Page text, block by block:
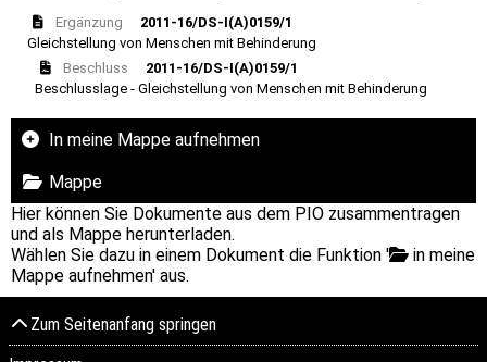
Ergänzung
2011-16/DS-I(A)0159/1
Gleichstellung von Menschen mit Behinderung
Beschluss
2011-16/DS-I(A)0159/1
Beschlusslage - Gleichstellung von Menschen mit Behinderung
In meine Mappe aufnehmen
Mappe
Hier können Sie Dokumente aus dem PIO zusammentragen
und als Mappe herunterladen.
Wählen Sie dazu in einem Dokument die Funktion '
in meine
Mappe aufnehmen' aus.
Zum Seitenanfang springen